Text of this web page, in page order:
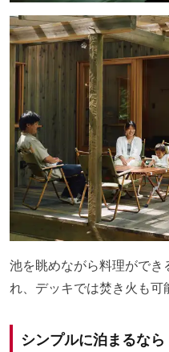
池を眺めながら料理がで
れ、デッキでは焚き火も可
シンプルに泊まるな